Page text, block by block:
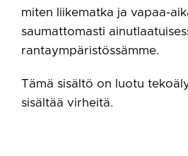
miten liikematka ja vapaa-
saumattomasti
rantaympäristössämme.
Tämä sisältö on luotu
sisältää virheitä.